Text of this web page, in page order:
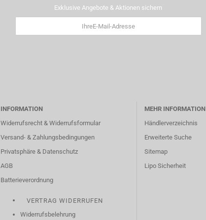
Exklusive Angebote & Aktionen sichern
INFORMATION
Widerrufsrecht & Widerrufsformular
Versand- & Zahlungsbedingungen
Privatsphäre & Datenschutz
AGB
Batterieverordnung
VERTRAG WIDERRUFEN
Widerrufsbelehrung
MEHR INFORMATION
Händlerverzeichnis
Erweiterte Suche
Sitemap
Lipo Sicherheit